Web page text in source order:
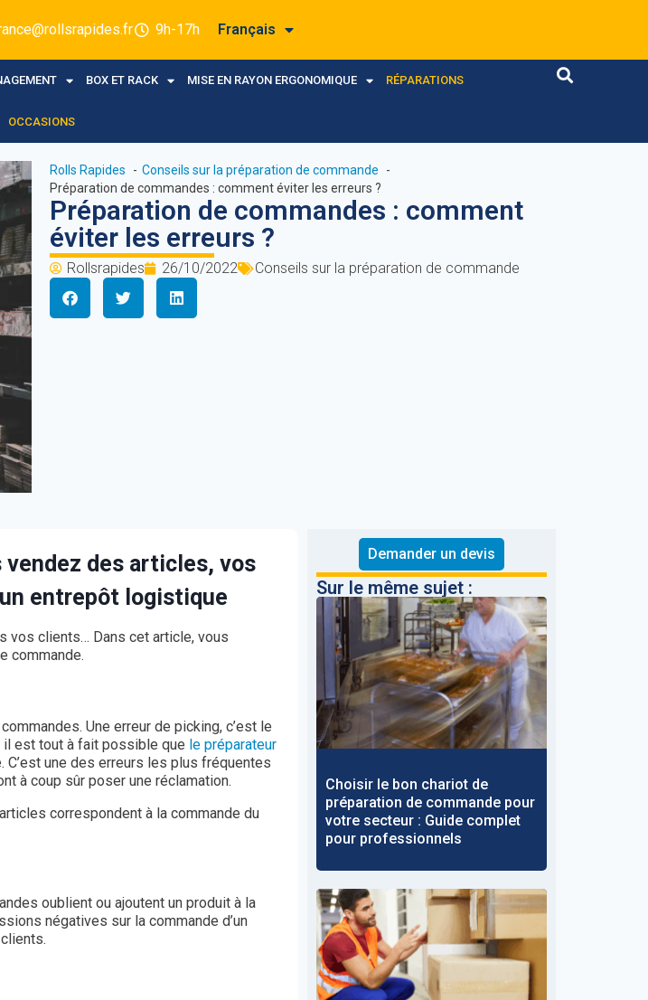
9h-17h Français
BOX ET RACK MISE EN RAYON ERGONOMIQUE RÉPARATIONS
OCCASIONS
Rolls Rapides
Conseils sur la préparation de commande
Préparation de commandes : comment éviter les erreurs ?
Préparation de commandes : comment
éviter les erreurs ?
Rollsrapides 26/10/2022 Conseils sur la préparation de commande
des articles, vos
entrepôt logistique
vos clients… Dans cet article, vous
commande.
Une erreur de picking, c’est le
il est tout à fait possible que le préparateur
une des erreurs les plus fréquentes
à coup sûr poser une réclamation.
correspondent à la commande du
oublient ou ajoutent un produit à la
négatives sur la commande d’un
Demander un devis
Sur le même sujet :
Choisir le bon chariot de
préparation de commande pour
votre secteur : Guide complet
pour professionnels